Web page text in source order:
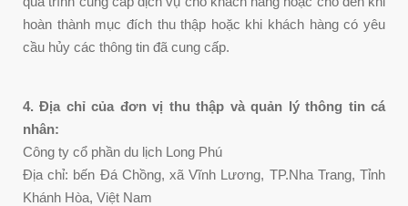
hoàn thành mục đích thu thập hoặc khi khách hàng có yêu
cầu hủy các thông tin đã cung cấp.
4. Địa chỉ của đơn vị thu thập và quản lý thông tin cá
nhân:
Công ty cổ phần du lịch Long Phú
Địa chỉ: bến Đá Chồng, xã Vĩnh Lương, TP.Nha Trang, Tỉnh
Khánh Hòa, Việt Nam